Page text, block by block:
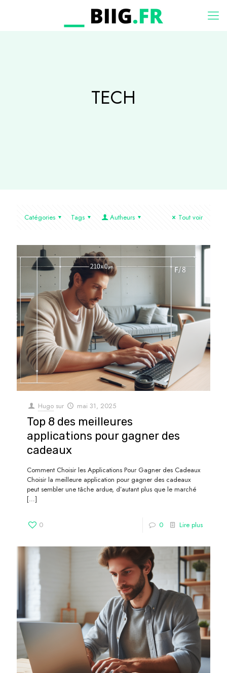
TECH
Catégories Tags Autheurs Tout voir
Hugo sur mai 31, 2025
Top 8 des meilleures
applications pour gagner des
cadeaux
Comment Choisir les Applications Pour Gagner des Cadeaux
Choisir la meilleure application pour gagner des cadeaux
peut sembler une tâche ardue, d’autant plus que le marché
[…]
0 0 Lire plus